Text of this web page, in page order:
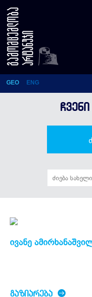
ივანე
GEO ENG
ივანე
ᲒᲐᲖᲘᲐᲠᲔᲑᲐ